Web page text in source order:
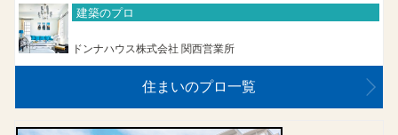
建築のプロ
ドンナハウス株式会社 関西営業所
住まいのプロ一覧